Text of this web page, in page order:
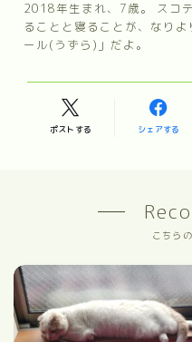
2018年生まれ、7歳。 スコ
ることと寝ることが、なり
ール(うずら)」だよ。
ポストする シェアする
こちら